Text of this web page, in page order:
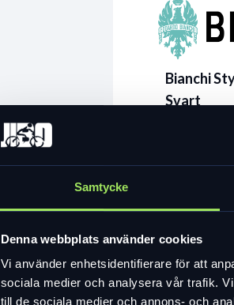
Samtycke
Denna webbplats använder cookies
Vi använder enhetsidentifierare för att
sociala medier och analysera vår trafik.
till de sociala medier och annons- och
Bianchi
Svart
I lager